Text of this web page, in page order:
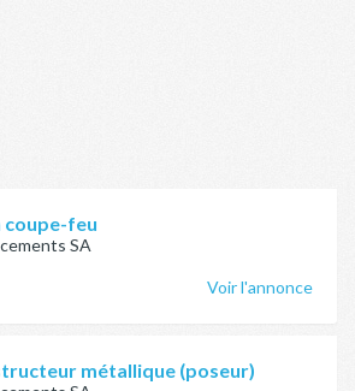
coupe-feu
SA
Voir l'annonce
métallique (poseur)